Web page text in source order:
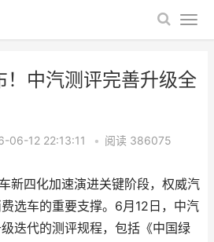
！中汽测评完善升级全
06-12 22:13:11 • 阅读 386075
新四化加速演进关键阶段，权威汽
选车的重要支撑。6月12日，中汽
迭代的测评规程，包括《中国绿